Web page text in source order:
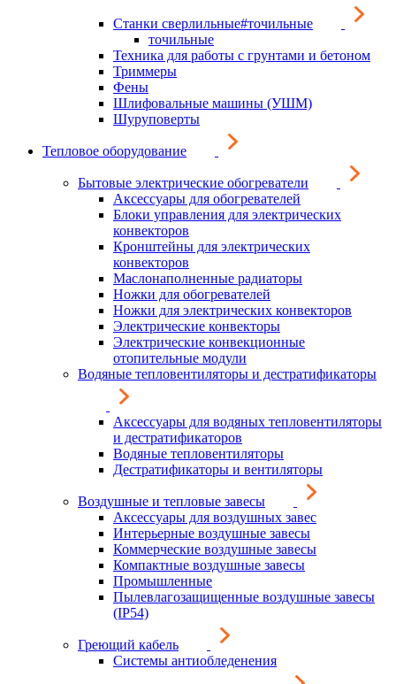
Станки сверлильные#точильные
точильные
Техника для работы с грунтами и бетоном
Триммеры
Фены
Шлифовальные машины (УШМ)
Шуруповерты
Тепловое оборудование
Бытовые электрические обогреватели
Аксессуары для обогревателей
Блоки управления для электрических
конвекторов
Кронштейны для электрических
конвекторов
Маслонаполненные радиаторы
Ножки для обогревателей
Ножки для электрических конвекторов
Электрические конвекторы
Электрические конвекционные
отопительные модули
Водяные тепловентиляторы и дестратификаторы
Аксессуары для водяных тепловентиляторы
и дестратификаторов
Водяные тепловентиляторы
Дестратификаторы и вентиляторы
Воздушные и тепловые завесы
Аксессуары для воздушных завес
Интерьерные воздушные завесы
Коммерческие воздушные завесы
Компактные воздушные завесы
Промышленные
Пылевлагозащищенные воздушные завесы
(IP54)
Греющий кабель
Системы антиобледенения